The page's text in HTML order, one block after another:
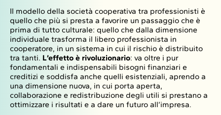
Il modello della società cooperativa tra professionisti è
quello che più si presta a favorire un passaggio che è
prima di tutto culturale: quello che dalla dimensione
individuale trasforma il libero professionista in
cooperatore, in un sistema in cui il rischio è distribuito
tra tanti. L’effetto è rivoluzionario: va oltre i pur
fondamentali e indispensabili bisogni finanziari e
creditizi e soddisfa anche quelli esistenziali, aprendo a
una dimensione nuova, in cui porta aperta,
collaborazione e redistribuzione degli utili si prestano a
ottimizzare i risultati e a dare un futuro all’impresa.